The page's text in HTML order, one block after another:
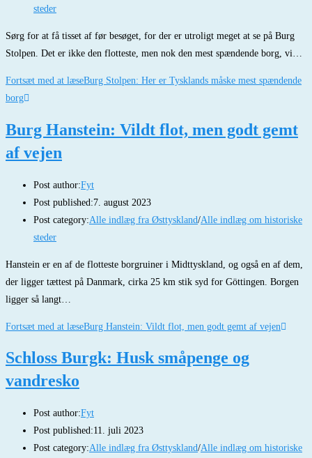
steder
Sørg for at få tisset af før besøget, for der er utroligt meget at se på Burg
Stolpen. Det er ikke den flotteste, men nok den mest spændende borg, vi…
Fortsæt med at læseBurg Stolpen: Her er Tysklands måske mest spændende
borg
Burg Hanstein: Vildt flot, men godt gemt
af vejen
Post author:Fyt
Post published:7. august 2023
Post category:Alle indlæg fra Østtyskland/Alle indlæg om historiske
steder
Hanstein er en af de flotteste borgruiner i Midttyskland, og også en af dem,
der ligger tættest på Danmark, cirka 25 km stik syd for Göttingen. Borgen
ligger så langt…
Fortsæt med at læseBurg Hanstein: Vildt flot, men godt gemt af vejen
Schloss Burgk: Husk småpenge og
vandresko
Post author:Fyt
Post published:11. juli 2023
Post category:Alle indlæg fra Østtyskland/Alle indlæg om historiske